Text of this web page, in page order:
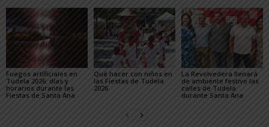
Fuegos artificiales en
Tudela 2026: días y
horarios durante las
Fiestas de Santa Ana
Qué hacer con niños en
las Fiestas de Tudela
2026
La Revolvedera llenará
de ambiente festivo las
calles de Tudela
durante Santa Ana